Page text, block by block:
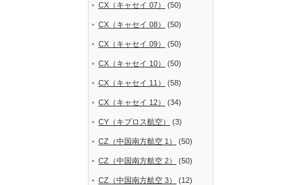
CX（キャセイ 07） (50)
CX（キャセイ 08） (50)
CX（キャセイ 09） (50)
CX（キャセイ 10） (50)
CX（キャセイ 11） (58)
CX（キャセイ 12） (34)
CY（キプロス航空） (3)
CZ（中国南方航空 1） (50)
CZ（中国南方航空 2） (50)
CZ（中国南方航空 3） (12)